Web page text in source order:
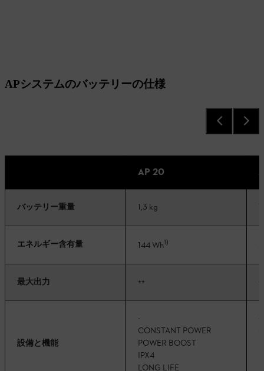
APシステムのバッテリーの仕様
AP 20
バッテリー重量 1,3 kg
エネルギー含有量 144 Wh1)
最大出力 ++
設備と機能
-
CONSTANT POWER
POWER BOOST
IPX4
LONG LIFE